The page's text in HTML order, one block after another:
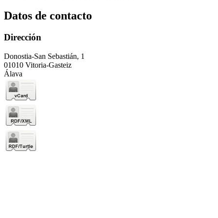
Datos de contacto
Dirección
Donostia-San Sebastián, 1
01010 Vitoria-Gasteiz
Álava